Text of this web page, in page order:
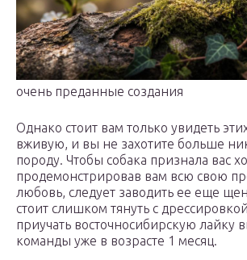
очень преданные создания
Однако стоит вам только увидеть
вживую, и вы не захотите больше
породу. Чтобы собака признала вас
продемонстрировав вам всю свою
любовь, следует заводить ее еще
стоит слишком тянуть с
приучать восточносибирскую лайку
команды уже в возрасте 1 месяц.